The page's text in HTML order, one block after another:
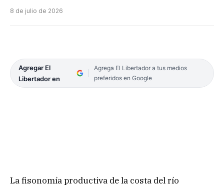
8 de julio de 2026
Agregar El
Libertador en
Agrega El Libertador a tus medios
preferidos en Google
La fisonomía productiva de la costa del río